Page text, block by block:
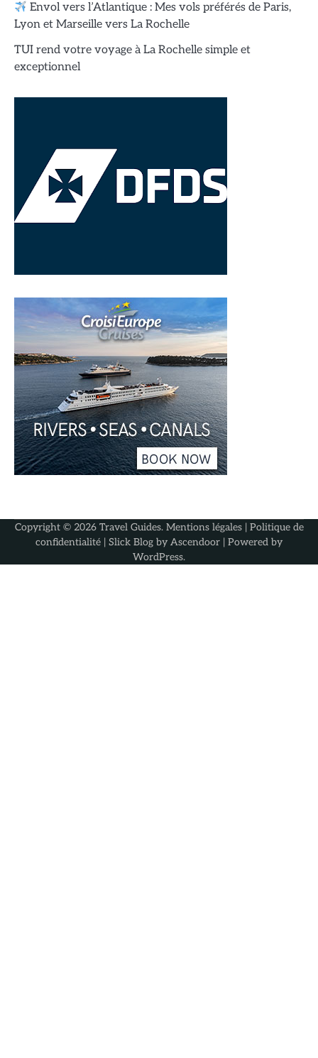
Envol vers l’Atlantique : Mes vols préférés de Paris,
Lyon et Marseille vers La Rochelle
TUI rend votre voyage à La Rochelle simple et
exceptionnel
Copyright © 2026 Travel Guides. Mentions légales| Politique de
confidentialité | Slick Blog by Ascendoor | Powered by
WordPress.